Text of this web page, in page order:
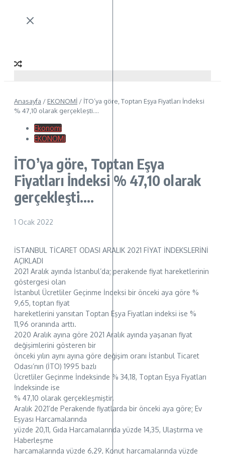
Anasayfa / EKONOMİ / İTO’ya göre, Toptan Eşya Fiyatları İndeksi
% 47,10 olarak gerçekleşti….
Ekonomi
EKONOMİ
İTO’ya göre, Toptan Eşya
Fiyatları İndeksi % 47,10 olarak
gerçekleşti….
1 Ocak 2022
İSTANBUL TİCARET ODASI ARALIK 2021 FİYAT İNDEKSLERİNİ
AÇIKLADI
2021 Aralık ayında İstanbul’da; perakende fiyat hareketlerinin
göstergesi olan
İstanbul Ücretliler Geçinme İndeksi bir önceki aya göre %
9,65, toptan fiyat
hareketlerini yansıtan Toptan Eşya Fiyatları indeksi ise %
11,96 oranında arttı.
2020 Aralık ayına göre 2021 Aralık ayında yaşanan fiyat
değişimlerini gösteren bir
önceki yılın aynı ayına göre değişim oranı İstanbul Ticaret
Odası’nın (İTO) 1995 bazlı
Ücretliler Geçinme İndeksinde % 34,18, Toptan Eşya Fiyatları
İndeksinde ise
% 47,10 olarak gerçekleşmiştir.
Aralık 2021’de Perakende fiyatlarda bir önceki aya göre; Ev
Eşyası Harcamalarında
yüzde 20,11, Gıda Harcamalarında yüzde 14,35, Ulaştırma ve
Haberleşme
harcamalarında yüzde 6,29, Konut harcamalarında yüzde